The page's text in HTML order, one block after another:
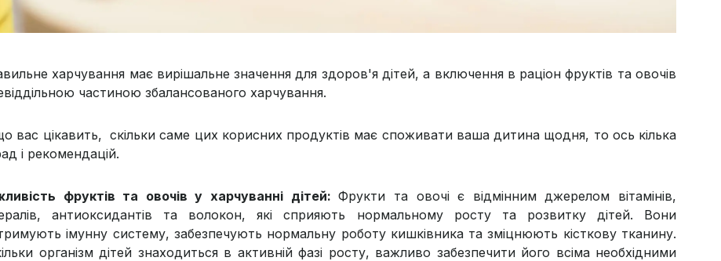
харчування має вирішальне значення для здоров'я дітей, а включення в раціон фруктів та овочів
частиною збалансованого харчування.
вас цікавить, скільки саме цих корисних продуктів має споживати ваша дитина щодня, то ось кілька
і рекомендацій.
фруктів та овочів у харчуванні дітей:Фрукти та овочі є відмінним джерелом вітамінів,
антиоксидантів та волокон, які сприяють нормальному росту та розвитку дітей. Вони
імунну систему, забезпечують нормальну роботу кишківника та зміцнюють кісткову тканину.
організм дітей знаходиться в активній фазі росту, важливо забезпечити його всіма необхідними